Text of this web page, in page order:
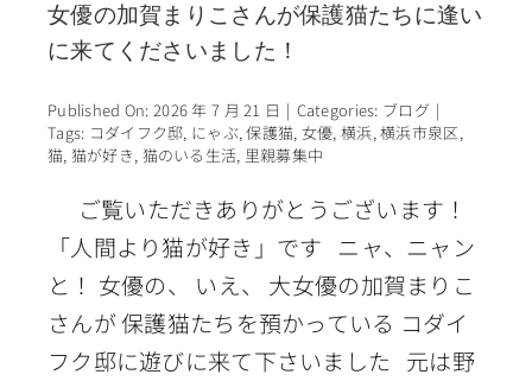
女優の加賀まりこさんが保護猫たちに逢い
に来てくださいました！
Published On: 2026 年 7 月 21 日 | Categories: ブログ |
Tags: コダイフク邸, にゃぶ,保護猫, 女優,横浜,横浜市泉区,
猫, 猫が好き, 猫のいる生活, 里親募集中
ご覧いただきありがとうございます！
「人間より猫が好き」です ニャ、ニャン
と！ 女優の、 いえ、 大女優の加賀まりこ
さんが 保護猫たちを預かっている コダイ
フク邸に遊びに来て下さいました 元は野